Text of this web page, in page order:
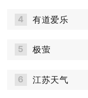
4 有道爱乐
5 极萤
6 江苏天气